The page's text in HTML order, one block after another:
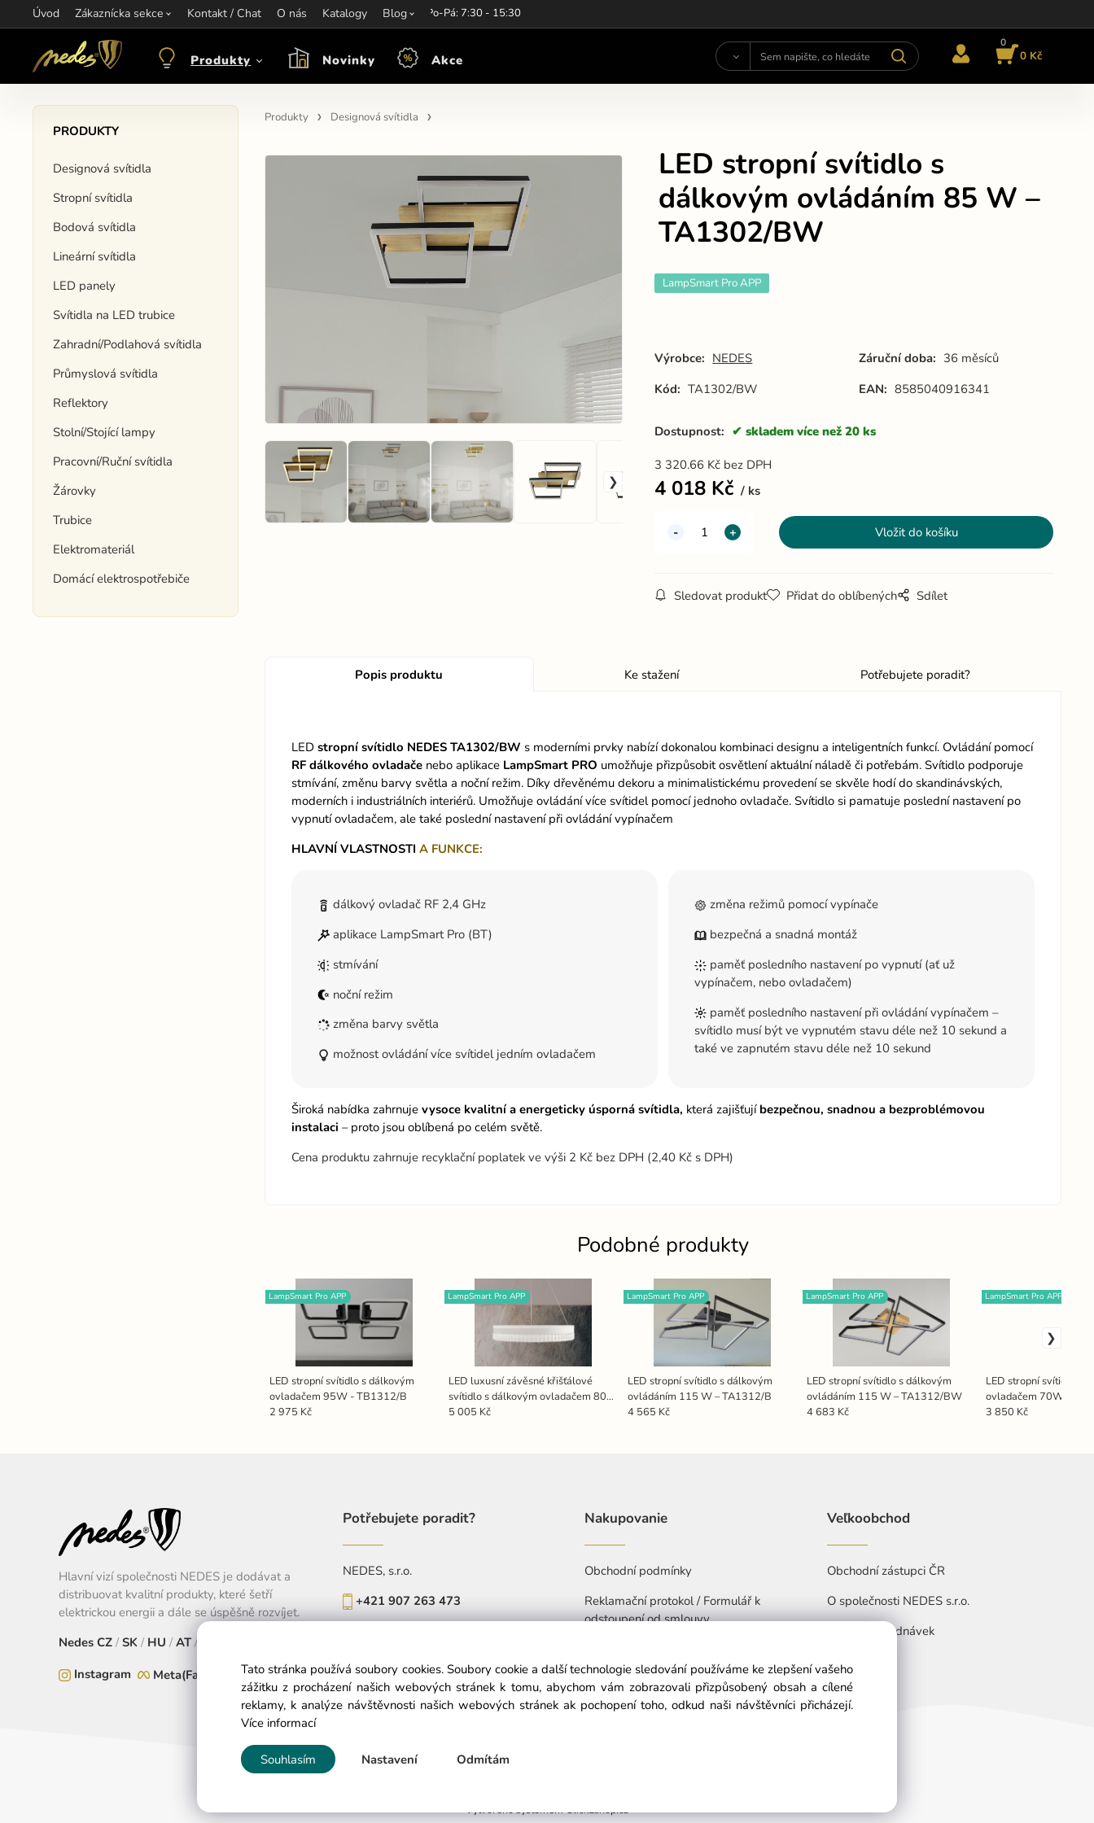
Úvod Zákaznícka sekce Kontakt / Chat O nás Katalogy Blog
Informace:objednavkacz@nedes.sk Kontakt:+421 907 263 473Otevírací hodiny: Po-Pá: 7:30 - 15:30
Produkty Novinky Akce
0
0 Kč
PRODUKTY
Designová svítidla
Stropní svítidla
Bodová svítidla
Lineární svítidla
LED panely
Svítidla na LED trubice
Zahradní/Podlahová svítidla
Průmyslová svítidla
Reflektory
Stolní/Stojící lampy
Pracovní/Ruční svítidla
Žárovky
Trubice
Elektromateriál
Domácí elektrospotřebiče
Produkty Designová svítidla
LED stropní svítidlo s
dálkovým ovládáním 85 W –
TA1302/BW
LampSmart Pro APP
Výrobce: NEDES Záruční doba: 36 měsíců
Kód: TA1302/BW EAN: 8585040916341
Dostupnost: skladem více než 20 ks
3 320.66 Kč bez DPH
4 018 Kč ks
Sledovat produkt Přidat do oblíbených Sdílet
Popis produktu Ke stažení Potřebujete poradit?
LED stropní svítidlo NEDES TA1302/BW s moderními prvky nabízí dokonalou kombinaci designu a inteligentních funkcí. Ovládání pomocí
RF dálkového ovladačenebo aplikace LampSmart PRO umožňuje přizpůsobit osvětlení aktuální náladě či potřebám. Svítidlo podporuje
stmívání, změnu barvy světla a noční režim. Díky dřevěnému dekoru a minimalistickému provedení se skvěle hodí do skandinávských,
moderních i industriálních interiérů. Umožňuje ovládání více svítidel pomocí jednoho ovladače. Svítidlo si pamatuje poslední nastavení po
vypnutí ovladačem, ale také poslední nastavení při ovládání vypínačem
HLAVNÍ VLASTNOSTI A FUNKCE:
dálkový ovladač RF 2,4 GHz
aplikace LampSmart Pro (BT)
stmívání
noční režim
změna barvy světla
možnost ovládání více svítidel jedním ovladačem
změna režimů pomocí vypínače
bezpečná a snadná montáž
paměť posledního nastavení po vypnutí (ať už
vypínačem, nebo ovladačem)
paměť posledního nastavení při ovládání vypínačem –
svítidlo musí být ve vypnutém stavu déle než 10 sekund a
také ve zapnutém stavu déle než 10 sekund
Široká nabídka zahrnuje vysoce kvalitní a energeticky úsporná svítidla, která zajišťují bezpečnou, snadnou a bezproblémovou
instalaci – proto jsou oblíbená po celém světě.
Cena produktu zahrnuje recyklační poplatek ve výši 2 Kč bez DPH (2,40 Kč s DPH)
Podobné produkty
LED stropní svítidlo s dálkovým
ovladačem 95W - TB1312/B
LampSmart Pro APP
2 975 Kč
LED luxusní závěsné křišťálové
svítidlo s dálkovým ovladačem 80W
- TA2302/W
LampSmart Pro APP
5 005 Kč
LED stropní svítidlo s dálkovým
ovládáním 115 W – TA1312/B
LampSmart Pro APP
4 565 Kč
LED stropní svítidlo s dálkovým
ovládáním 115 W – TA1312/BW
LampSmart Pro APP
4 683 Kč
LED stropní svítidlo s
ovladačem 70W -
LampSmart Pro APP
3 850 Kč
Hlavní vizí společnosti NEDES je dodávat a
distribuovat kvalitní produkty, které šetří
elektrickou energii a dále se úspěšně rozvíjet.
Nedes CZ /SK /HU /AT/
Instagram
Meta(Facebook)
Potřebujete poradit?
NEDES, s.r.o.
+421 907 263 473
objednavkacz@nedes.sk
Nakupovanie
Obchodní podmínky
Reklamační protokol / Formulář k
odstoupení od smlouvy
Prohlášení o přístupnosti
Veľkoobchod
Obchodní zástupci ČR
O společnosti NEDES s.r.o.
Přehled objednávek
Vytvořeno systémem ClickEshop.cz
Tato stránka používá soubory cookies. Soubory cookie a další technologie sledování používáme ke zlepšení vašeho
zážitku z procházení našich webových stránek k tomu, abychom vám zobrazovali přizpůsobený obsah a cílené
reklamy, k analýze návštěvnosti našich webových stránek ak pochopení toho, odkud naši návštěvníci přicházejí.
Více informací
Souhlasím Nastavení Odmítám